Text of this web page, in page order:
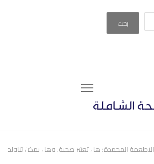
بحث
Menu
الاطعمة المجمدة: هل تعتبر صحية, وهل يمكن تناولها